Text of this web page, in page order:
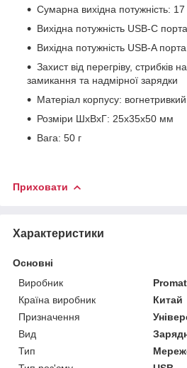
Сумарна вихідна потужність: 17
Вихідна потужність USB-C
Вихідна потужність USB-A
Захист від перегріву, стрибків
замикання та надмірної зарядки
Матеріал корпусу:
Розміри ШхВхГ: 25x35x50 мм
Вага: 50 г
Приховати
Характеристики
Основні
Виробник
Країна виробник
Китай
Призначення
Вид
Тип